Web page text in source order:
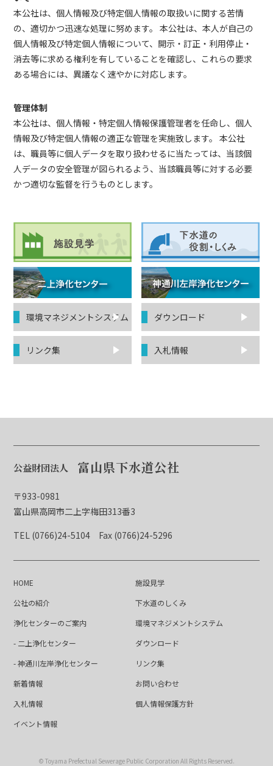
本公社は、個人情報及び特定個人情報の取扱いに関する苦情
の、適切かつ迅速な処理に努めます。 本公社は、本人が自己の
個人情報及び特定個人情報について、開示・訂正・利用停止・
消去等に求める権利を有していることを確認し、これらの要求
ある場合には、異議なく速やかに対応します。
管理体制
本公社は、個人情報・特定個人情報保護管理者を任命し、個人
情報及び特定個人情報の適正な管理を実施致します。 本公社
は、職員等に個人データを取り扱わせるに当たっては、当該個
人データの安全管理が図られるよう、当該職員等に対する必要
かつ適切な監督を行うものとします。
環境マネジメントシステム ダウンロード
リンク集 入札情報
公益財団法人 富山県下水道公社
〒933-0981
富山県高岡市二上字梅田313番3
TEL (0766)24-5104 Fax (0766)24-5296
HOME
公社の紹介
浄化センターのご案内
- 二上浄化センター
- 神通川左岸浄化センター
新着情報
入札情報
イベント情報
施設見学
下水道のしくみ
環境マネジメントシステム
ダウンロード
リンク集
お問い合わせ
個人情報保護方針
© Toyama Prefectual Sewerage Public Corporation All Rights Reserved.